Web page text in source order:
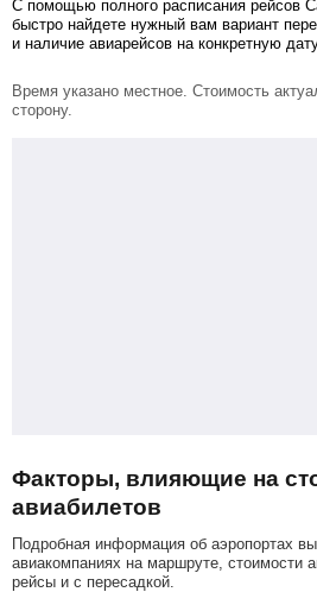
С помощью полного расписания
быстро найдете нужный вам вариант
и наличие авиарейсов на конкретную
Время указано местное. Стоимость
сторону.
Факторы, влияющие на
авиабилетов
Подробная информация об аэропортах
авиакомпаниях на маршруте, стоимости
рейсы и с пересадкой.